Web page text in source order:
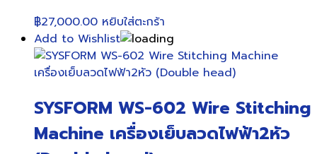
฿27,000.00 หยิบใส่ตะกร้า
Add to Wishlist
SYSFORM WS-602 Wire Stitching
Machine เครื่องเย็บลวดไฟฟ้า2หัว